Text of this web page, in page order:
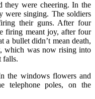
they were cheering. In the
were singing. The soldiers
their guns. After four
firing meant joy, after four
a bullet didn’t mean death,
which was now rising into
falls.
the windows flowers and
telephone poles, on the